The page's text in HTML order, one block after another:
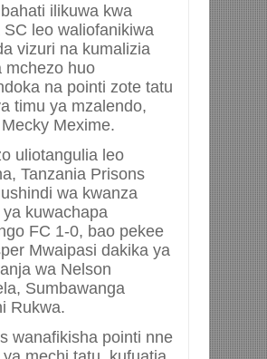
ilikuwa kwa
SC leo waliofanikiwa
vizuri na kumalizia
mchezo huo
na pointi zote tatu
timu ya mzalendo,
Mexime.
uliotangulia leo
Tanzania Prisons
wa kwanza
ya kuwachapa
FC 1-0, bao pekee
Mwaipasi dakika ya
wa Nelson
Sumbawanga
Rukwa.
wanafikisha pointi nne